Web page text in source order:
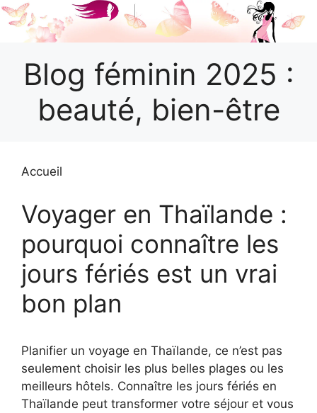
Aller
au
contenu
Blog féminin 2025 :
beauté, bien-être
Accueil
Voyager en Thaïlande :
pourquoi connaître les
jours fériés est un vrai
bon plan
Planifier un voyage en Thaïlande, ce n’est pas
seulement choisir les plus belles plages ou les
meilleurs hôtels. Connaître les jours fériés en
Thaïlande peut transformer votre séjour et vous